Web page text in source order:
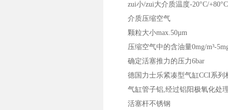
zui小/zui大介质温度-20°C/+80°C
介质压缩空气
颗粒大小max.50µm
压缩空气中的含油量0mg/m³-
确定活塞推力的压力6bar
德国力士乐紧凑型气缸CCI系列
气缸管子铝,经过铝阳极氧化处
活塞杆不锈钢